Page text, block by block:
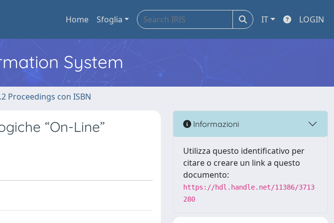
Home Sfoglia IT LOGIN
System
Proceedings con ISBN
“On-Line” Informazioni
Utilizza questo identificativo per
citare o creare un link a questo
documento:
https://hdl.handle.net/11386/3713
280